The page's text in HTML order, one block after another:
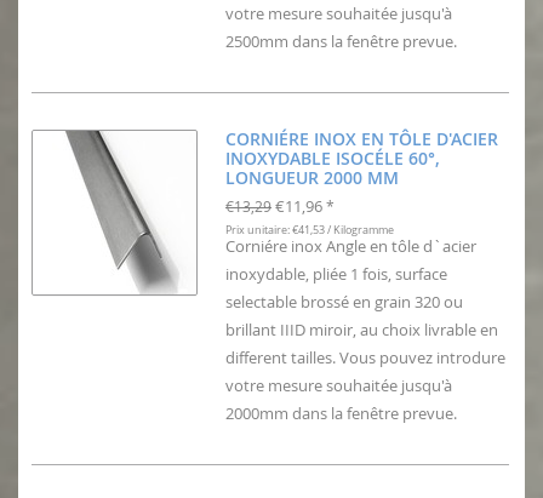
votre mesure souhaitée jusqu'à
2500mm dans la fenêtre prevue.
CORNIÉRE INOX EN TÔLE D'ACIER
INOXYDABLE ISOCÉLE 60°,
LONGUEUR 2000 MM
€13,29 €11,96 *
Prix unitaire: €41,53 / Kilogramme
Corniére inox Angle en tôle d`acier
inoxydable, pliée 1 fois, surface
selectable brossé en grain 320 ou
brillant IIID miroir, au choix livrable en
different tailles. Vous pouvez introdure
votre mesure souhaitée jusqu'à
2000mm dans la fenêtre prevue.